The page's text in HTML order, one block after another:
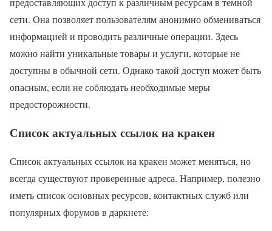
сети. Она позволяет пользователям анонимно обмениваться
информацией и проводить различные операции. Здесь
можно найти уникальные товары и услуги, которые не
доступны в обычной сети. Однако такой доступ может быть
опасным, если не соблюдать необходимые меры
предосторожности.
Список актуальных ссылок на кракен
Список актуальных ссылок на кракен может меняться, но
всегда существуют проверенные адреса. Например, полезно
иметь список основных ресурсов, контактных служб или
популярных форумов в даркнете: